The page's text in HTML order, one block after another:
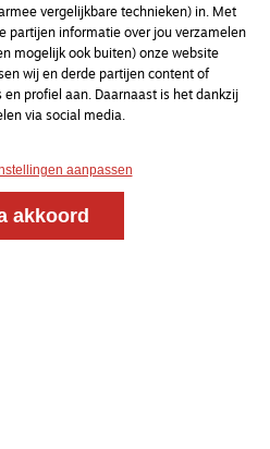
vergelijkbare technieken) in. Met
partijen informatie over jou verzamelen
mogelijk ook buiten) onze website
wij en derde partijen content of
profiel aan. Daarnaast is het dankzij
via social media.
aanpassen
akkoord